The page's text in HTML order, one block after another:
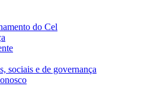
do Cel
sociais e de governança